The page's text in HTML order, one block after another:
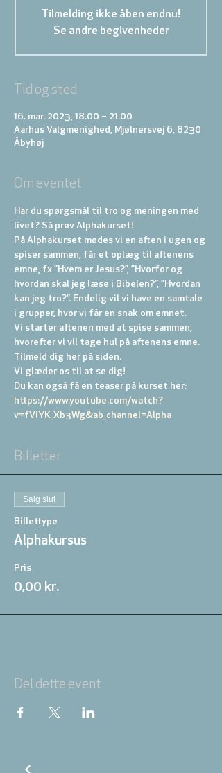
Tilmelding ikke åben endnu!
Se andre begivenheder
Tid og sted
16. mar. 2023, 18.00 – 21.00
Aarhus Valgmenighed, Mjølnersvej 6, 8230
Åbyhøj
Om eventet
Har du spørgsmål til tro og meningen med
livet? Så prøv Alphakurset!
På Alphakurset mødes vi en aften i ugen og
spiser sammen, får et oplæg til aftenens
emne, fx ”Hvem er Jesus?”, ”Hvorfor og
hvordan skal jeg læse i Bibelen?”, ”Hvordan
kan jeg tro?”. Endelig vil vi have en samtale
i grupper, hvor vi får en snak om emnet.
Vi starter aftenen med at spise sammen,
hvorefter vi vil tage hul på aftenens emne.
Tilmeld dig her på siden.
Vi glæder os til at se dig!
Du kan også få en teaser på kurset her:
https://www.youtube.com/watch?
v=fViYK_Xb3Wg&ab_channel=Alpha
Billetter
Salg slut
Billettype
Alphakursus
Pris
0,00 kr.
Del dette event